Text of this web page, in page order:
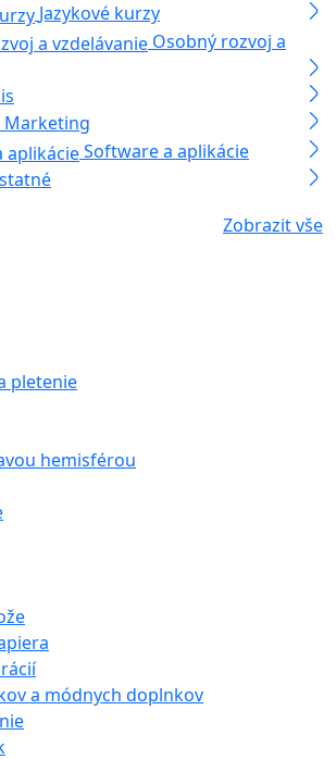
Jazykové kurzy
Osobný rozvoj a
Marketing
Software a aplikácie
Zobrazit vše
pletenie
hemisférou
a módnych doplnkov